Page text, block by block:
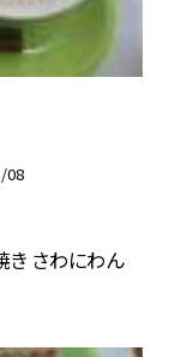
08
き さわにわん